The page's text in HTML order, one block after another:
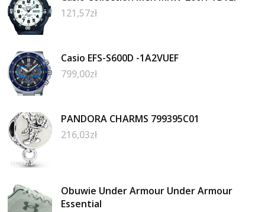
121,57zł
Casio EFS-S600D -1A2VUEF
799,00zł
PANDORA CHARMS 799395C01
216,03zł
Obuwie Under Armour Under Armour
Essential